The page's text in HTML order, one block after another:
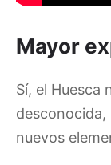
Mayor
Sí, el Huesca
desconocida,
nuevos